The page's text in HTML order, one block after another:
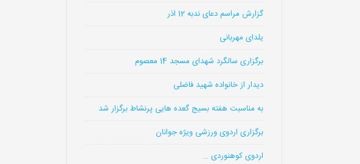
گزارش مراسم دعای ندبه 12 اذر
یلدای مهربانی
برگزاری سالگرد شهدای مسجد 14 معصوم
دیدار از خانواده شهید فاضلی
به مناسبت هفته بسیج گعده هایی پرنشاط برگزار شد
برگزاری اردوی ورزشی ویژه جوانان
اردوی کوهنوردی …